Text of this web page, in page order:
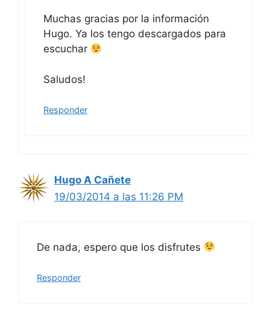
Muchas gracias por la información
Hugo. Ya los tengo descargados para
escuchar
Saludos!
Responder
Hugo A Cañete
19/03/2014 a las 11:26 PM
De nada, espero que los disfrutes
Responder